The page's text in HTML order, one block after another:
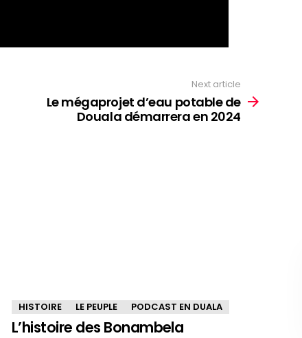
Next article
Le mégaprojet d’eau potable de
Douala démarrera en 2024
HISTOIRE LE PEUPLE PODCAST EN DUALA
L’histoire des Bonambela